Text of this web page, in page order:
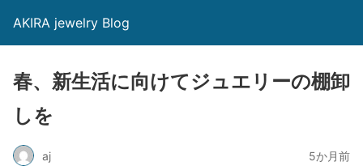
AKIRA jewelry Blog
春、新生活に向けてジュエリーの棚卸
しを
aj 5か月前